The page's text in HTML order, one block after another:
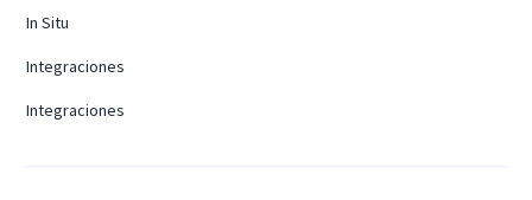
In Situ
Integraciones
Integraciones